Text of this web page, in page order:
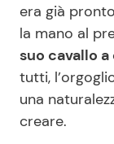
Seguici
Info
era già
la mano al
suo cavallo
tutti,
una
creare.